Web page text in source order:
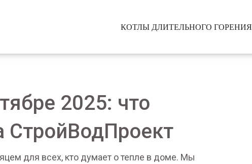
КОТЛЫ ДЛИТЕЛЬНОГО ГОРЕНИЯ
2025: что
СтройВодПроект
для всех, кто думает о тепле в доме. Мы